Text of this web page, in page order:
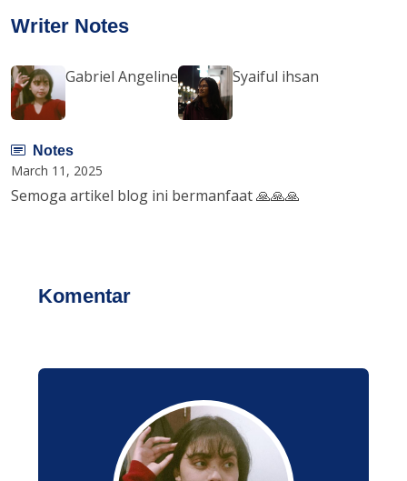
Writer Notes
Gabriel Angeline Syaiful ihsan
Notes
March 11, 2025
Semoga artikel blog ini bermanfaat 🙏🙏🙏
Komentar